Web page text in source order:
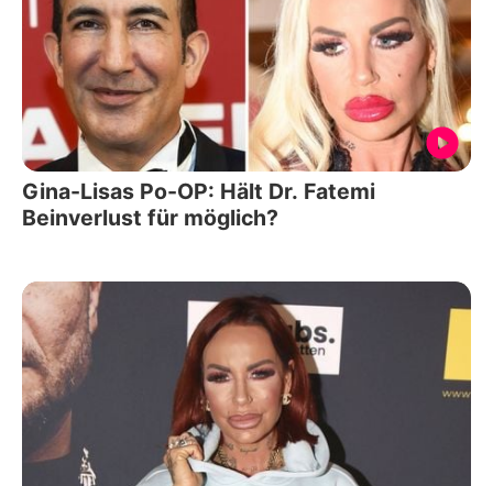
Gina-Lisas Po-OP: Hält Dr. Fatemi
Beinverlust für möglich?